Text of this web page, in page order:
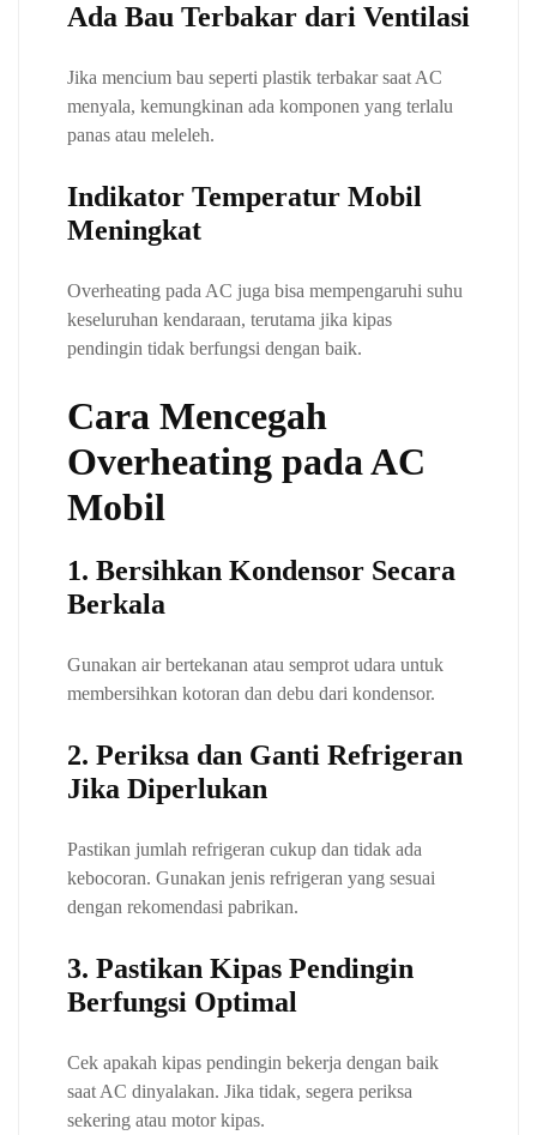
Ada Bau Terbakar dari Ventilasi
Jika mencium bau seperti plastik terbakar saat AC
menyala, kemungkinan ada komponen yang terlalu
panas atau meleleh.
Indikator Temperatur Mobil
Meningkat
Overheating pada AC juga bisa mempengaruhi suhu
keseluruhan kendaraan, terutama jika kipas
pendingin tidak berfungsi dengan baik.
Cara Mencegah
Overheating pada AC
Mobil
1. Bersihkan Kondensor Secara
Berkala
Gunakan air bertekanan atau semprot udara untuk
membersihkan kotoran dan debu dari kondensor.
2. Periksa dan Ganti Refrigeran
Jika Diperlukan
Pastikan jumlah refrigeran cukup dan tidak ada
kebocoran. Gunakan jenis refrigeran yang sesuai
dengan rekomendasi pabrikan.
3. Pastikan Kipas Pendingin
Berfungsi Optimal
Cek apakah kipas pendingin bekerja dengan baik
saat AC dinyalakan. Jika tidak, segera periksa
sekering atau motor kipas.